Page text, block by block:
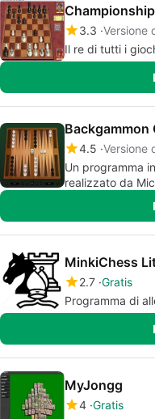
3.3 Versione
Il re di tutti i
Backgammon
4.5 Versione
Un programma
realizzato da
MinkiChess
2.7 Gratis
Programma di
MyJongg
4 Gratis